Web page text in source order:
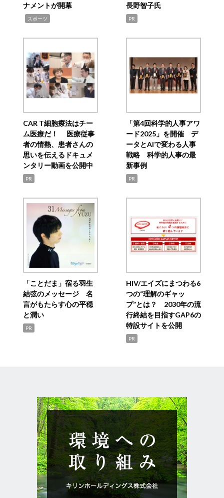
ナメントが開幕
スポーツ
長野智子氏
PR
CAR T細胞療法はチー
ム医療だ！ 医療従事
者の情熱、患者さんの
思いを伝えるドキュメ
ンタリー動画を公開中
PR
「第4回科学的人事アワ
ード2025」を開催 デ
ータとAIで変わる人事
戦略 科学的人事の最
新事例
PR
「ことだま」宿る羽生
結弦のメッセージ 名
言がもたらす心の平穏
と潤い
PR
HIV/エイズにまつわる6
つの“理解のギャッ
プ”とは？ 2030年の流
行終結を目指すGAP6の
特設サイトを公開
PR